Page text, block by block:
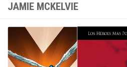
JAMIE MCKELVIE